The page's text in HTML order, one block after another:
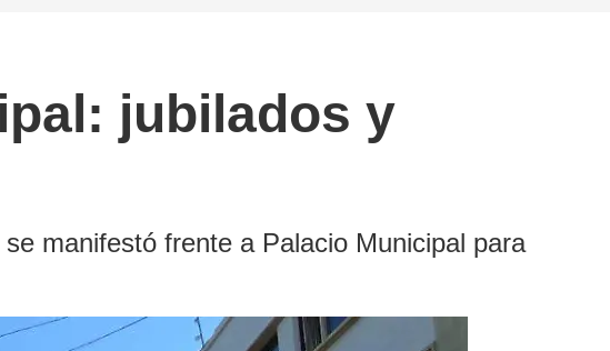
jubilados y
manifestó frente a Palacio Municipal para